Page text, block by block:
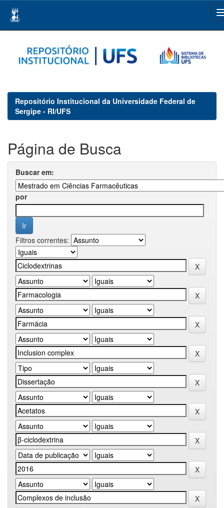
navigation
Repositório Institucional da Universidade Federal de
Sergipe - RI/UFS
Página de Busca
Buscar em:
por
Filtros correntes: